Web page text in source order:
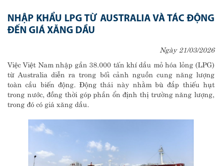
NHẬP KHẨU LPG TỪ AUSTRALIA VÀ TÁC ĐỘNG
ĐẾN GIÁ XĂNG DẦU
Ngày 21/03/2026
Việc Việt Nam nhập gần 38.000 tấn khí dầu mỏ hóa lỏng (LPG)
từ Australia diễn ra trong bối cảnh nguồn cung năng lượng
toàn cầu biến động. Động thái này nhằm bù đắp thiếu hụt
trong nước, đồng thời góp phần ổn định thị trường năng lượng,
trong đó có giá xăng dầu.